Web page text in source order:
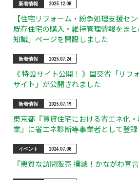
新着情報 2025.12.08
【住宅リフォーム・紛争処理支援セ
既存住宅の購入・維持管理情報をま
知識」ページを開設しました
新着情報 2025.07.24
《 特設サイト公開！ 》国交省「リフ
サイト」が公開されました
新着情報 2025.07.19
東京都『賃貸住宅における省エネ化
業』に省エネ診断等事業者として登
イベント 2024.07.08
『悪質な訪問販売 撲滅！かながわ宣